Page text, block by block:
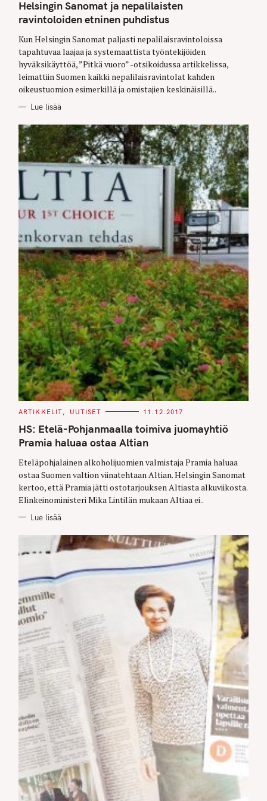
T
E
G
O
I
S
Helsingin Sanomat ja nepalilaisten
ravintoloiden etninen puhdistus
Kun Helsingin Sanomat paljasti nepalilaisravintoloissa
tapahtuvaa laajaa ja systemaattista työntekijöiden
hyväksikäyttöä, ”Pitkä vuoro” -otsikoidussa artikkelissa,
leimattiin Suomen kaikki nepalilaisravintolat kahden
oikeustuomion esimerkillä ja omistajien keskinäisillä..
Lue lisää
C
T
E
G
O
I
E
S
ARTIKKELIT UUTISET 11.12.2017
HS: Etelä-Pohjanmaalla toimiva juomayhtiö
Pramia haluaa ostaa Altian
Eteläpohjalainen alkoholijuomien valmistaja Pramia haluaa
ostaa Suomen valtion viinatehtaan Altian. Helsingin Sanomat
kertoo, että Pramia jätti ostotarjouksen Altiasta alkuviikosta.
Elinkeinoministeri Mika Lintilän mukaan Altiaa ei..
Lue lisää